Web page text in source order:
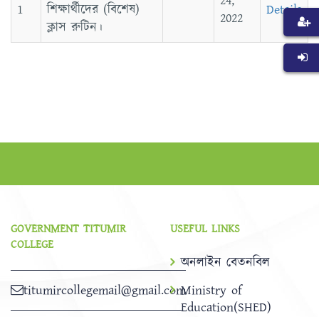
শিক্ষার্থীদের (বিশেষ)
ক্লাস রুটিন।
2022
Details
GOVERNMENT TITUMIR
COLLEGE
titumircollegemail@gmail.com
USEFUL LINKS
অনলাইন বেতনবিল
Ministry of
Education(SHED)